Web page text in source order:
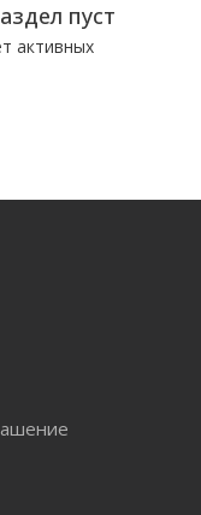
пуст
активных